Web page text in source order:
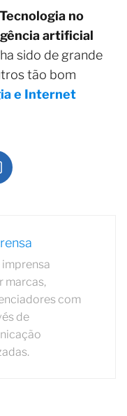
Tecnologia no
artificial
sido de grande
tão bom
e Internet
imprensa
marcas,
com
de